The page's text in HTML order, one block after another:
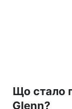
Що стало
Glenn?